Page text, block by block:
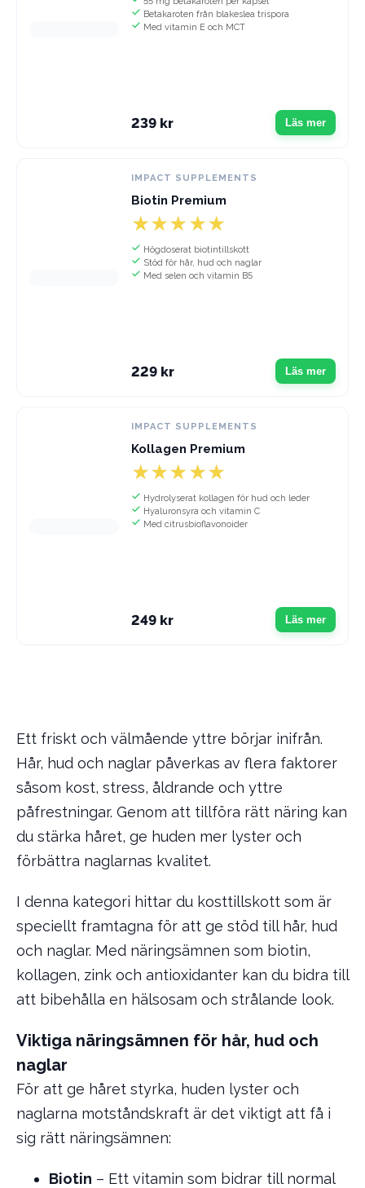
Betakaroten från blakeslea trispora
Med vitamin E och MCT
239 kr Läs mer
IMPACT SUPPLEMENTS
Biotin Premium
Högdoserat biotintillskott
Stöd för hår, hud och naglar
Med selen och vitamin B5
229 kr Läs mer
IMPACT SUPPLEMENTS
Kollagen Premium
Hydrolyserat kollagen för hud och leder
Hyaluronsyra och vitamin C
Med citrusbioflavonoider
249 kr Läs mer
Ett friskt och välmående yttre börjar inifrån.
Hår, hud och naglar påverkas av flera faktorer
såsom kost, stress, åldrande och yttre
påfrestningar. Genom att tillföra rätt näring kan
du stärka håret, ge huden mer lyster och
förbättra naglarnas kvalitet.
I denna kategori hittar du kosttillskott som är
speciellt framtagna för att ge stöd till hår, hud
och naglar. Med näringsämnen som biotin,
kollagen, zink och antioxidanter kan du bidra till
att bibehålla en hälsosam och strålande look.
Viktiga näringsämnen för hår, hud och
naglar
För att ge håret styrka, huden lyster och
naglarna motståndskraft är det viktigt att få i
sig rätt näringsämnen:
Biotin – Ett vitamin som bidrar till normal